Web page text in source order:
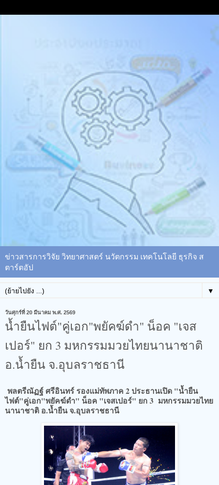
ข่าวสารการวิจัย วิทยาศาสตร์ นวัตกรรม เทคโนโลยี ธุรกิจ ส
ตาร์ตอัป
▼
วันศุกร์ที่ 20 มีนาคม พ.ศ. 2569
น้ำยืนไฟต์"คู่เอก"พยัคฆ์ดำ" น็อค "เจส
เปอร์" ยก 3 มหกรรมมวยไทยนานาชาติ
อ.น้ำยืน จ.อุบลราชธานี
พลตรีณัฏฐ์ ศรีอินทร์ รองแม่ทัพภาค 2 ประธานเปิด "น้ำยืน
ไฟต์"คู่เอก"พยัคฆ์ดำ" น็อค "เจสเปอร์" ยก 3 มหกรรมมวยไทย
นานาชาติ อ.น้ำยืน จ.อุบลราชธานี